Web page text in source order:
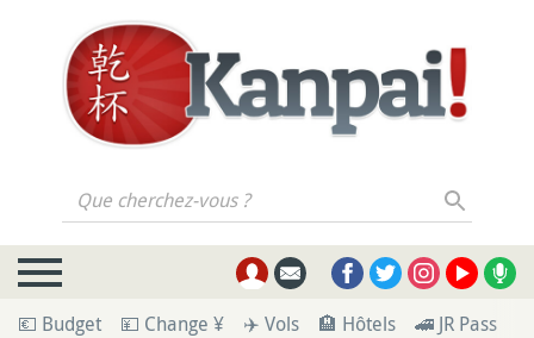
Que cherchez-vous ?
💶 Budget 💴 Change ¥ ✈️ Vols 🏨 Hôtels 🚄 JR Pass